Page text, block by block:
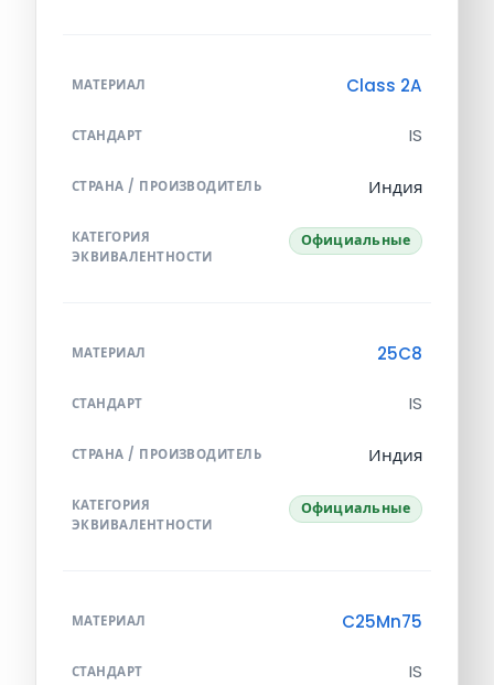
МАТЕРИАЛ Class 2A
СТАНДАРТ IS
СТРАНА / ПРОИЗВОДИТЕЛЬ Индия
КАТЕГОРИЯ
ЭКВИВАЛЕНТНОСТИ
Официальные
МАТЕРИАЛ 25C8
СТАНДАРТ IS
СТРАНА / ПРОИЗВОДИТЕЛЬ Индия
КАТЕГОРИЯ
ЭКВИВАЛЕНТНОСТИ
Официальные
МАТЕРИАЛ C25Mn75
СТАНДАРТ IS